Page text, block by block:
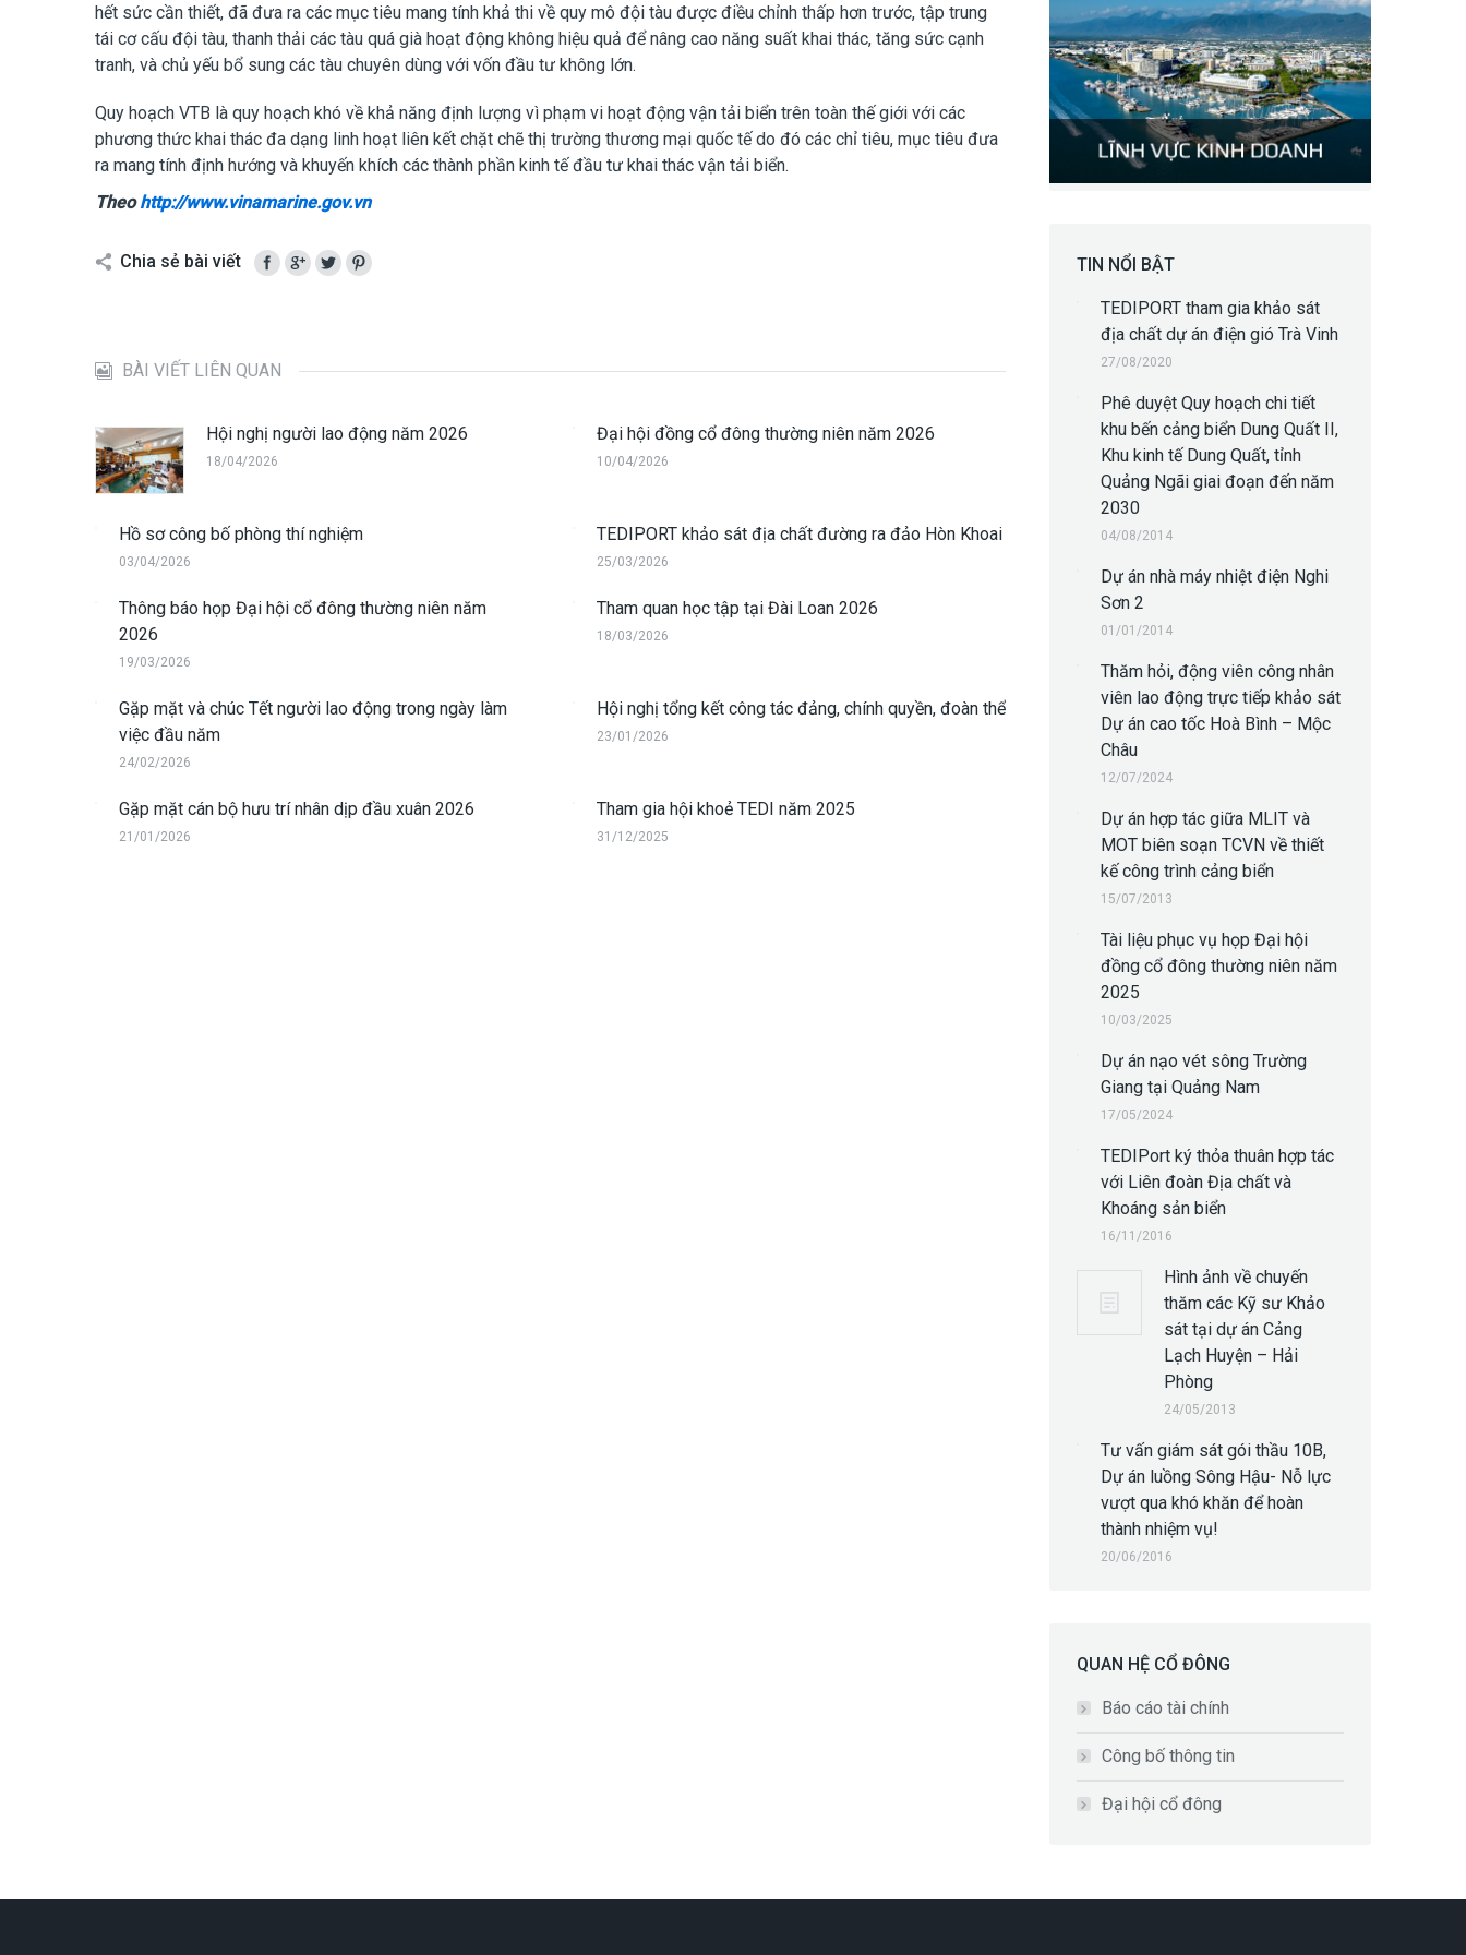
hết sức cần thiết, đã đưa ra các mục tiêu mang tính khả thi về quy mô đội tàu được điều chỉnh thấp hơn trước, tập trung
tái cơ cấu đội tàu, thanh thải các tàu quá già hoạt động không hiệu quả để nâng cao năng suất khai thác, tăng sức cạnh
tranh, và chủ yếu bổ sung các tàu chuyên dùng với vốn đầu tư không lớn.
Quy hoạch VTB là quy hoạch khó về khả năng định lượng vì phạm vi hoạt động vận tải biển trên toàn thế giới với các
phương thức khai thác đa dạng linh hoạt liên kết chặt chẽ thị trường thương mại quốc tế do đó các chỉ tiêu, mục tiêu đưa
ra mang tính định hướng và khuyến khích các thành phần kinh tế đầu tư khai thác vận tải biển.
Theohttp://www.vinamarine.gov.vn
Chia sẻ bài viết
BÀI VIẾT LIÊN QUAN
Hội nghị người lao động năm 2026
18/04/2026
Đại hội đồng cổ đông thường niên năm 2026
10/04/2026
Hồ sơ công bố phòng thí nghiệm
03/04/2026
TEDIPORT khảo sát địa chất đường ra đảo Hòn Khoai
25/03/2026
Thông báo họp Đại hội cổ đông thường niên năm
2026
19/03/2026
Tham quan học tập tại Đài Loan 2026
18/03/2026
Gặp mặt và chúc Tết người lao động trong ngày làm
việc đầu năm
24/02/2026
Hội nghị tổng kết công tác đảng, chính quyền, đoàn thể
23/01/2026
Gặp mặt cán bộ hưu trí nhân dịp đầu xuân 2026
21/01/2026
Tham gia hội khoẻ TEDI năm 2025
31/12/2025
TIN NỔI BẬT
TEDIPORT tham gia khảo sát
địa chất dự án điện gió Trà Vinh
27/08/2020
Phê duyệt Quy hoạch chi tiết
khu bến cảng biển Dung Quất II,
Khu kinh tế Dung Quất, tỉnh
Quảng Ngãi giai đoạn đến năm
2030
04/08/2014
Dự án nhà máy nhiệt điện Nghi
Sơn 2
01/01/2014
Thăm hỏi, động viên công nhân
viên lao động trực tiếp khảo sát
Dự án cao tốc Hoà Bình – Mộc
Châu
12/07/2024
Dự án hợp tác giữa MLIT và
MOT biên soạn TCVN về thiết
kế công trình cảng biển
15/07/2013
Tài liệu phục vụ họp Đại hội
đồng cổ đông thường niên năm
2025
10/03/2025
Dự án nạo vét sông Trường
Giang tại Quảng Nam
17/05/2024
TEDIPort ký thỏa thuân hợp tác
với Liên đoàn Địa chất và
Khoáng sản biển
16/11/2016
Hình ảnh về chuyến
thăm các Kỹ sư Khảo
sát tại dự án Cảng
Lạch Huyện – Hải
Phòng
24/05/2013
Tư vấn giám sát gói thầu 10B,
Dự án luồng Sông Hậu- Nỗ lực
vượt qua khó khăn để hoàn
thành nhiệm vụ!
20/06/2016
QUAN HỆ CỔ ĐÔNG
Báo cáo tài chính
Công bố thông tin
Đại hội cổ đông